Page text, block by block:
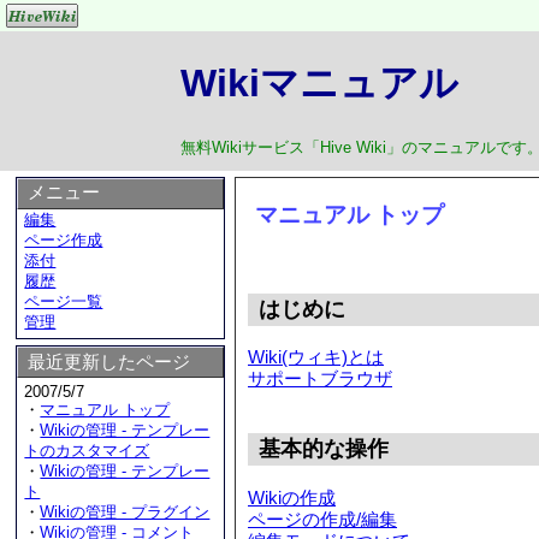
Wikiマニュアル
無料Wikiサービス「Hive Wiki」のマニュアルです
マニュアル トップ
はじめに
Wiki(ウィキ)とは
サポートブラウザ
基本的な操作
Wikiの作成
ページの作成/編集
メニュー
編集
ページ作成
添付
履歴
ページ一覧
管理
最近更新したページ
2007/5/7
・ マニュアル トップ
・Wikiの管理 - テンプレー
トのカスタマイズ
・Wikiの管理 - テンプレー
ト
・Wikiの管理 - プラグイン
・Wikiの管理 - コメント